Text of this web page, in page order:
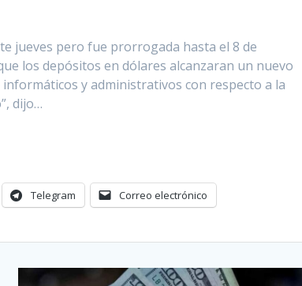
jueves pero fue prorrogada hasta el 8 de
los depósitos en dólares alcanzaran un nuevo
y administrativos con respecto a la
dijo…
Telegram Correo electrónico